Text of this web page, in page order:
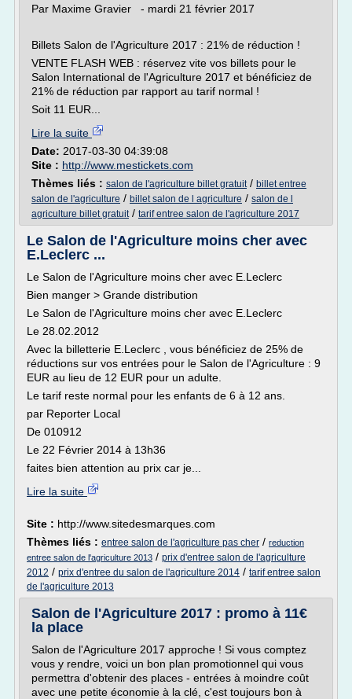
Par Maxime Gravier - mardi 21 février 2017
Billets Salon de l'Agriculture 2017 : 21% de réduction !
VENTE FLASH WEB : réservez vite vos billets pour le
Salon International de l'Agriculture 2017 et bénéficiez de
21% de réduction par rapport au tarif normal !
Soit 11 EUR...
Lire la suite
Date: 2017-03-30 04:39:08
Site : http://www.mestickets.com
Thèmes liés : salon de l'agriculture billet gratuit/ billet entree
salon de l'agriculture / billet salon de l agriculture / salon de l
agriculture billet gratuit/ tarif entree salon de l'agriculture 2017
Le Salon de l'Agriculture moins cher avec
E.Leclerc ...
Le Salon de l'Agriculture moins cher avec E.Leclerc
Bien manger > Grande distribution
Le Salon de l'Agriculture moins cher avec E.Leclerc
Le 28.02.2012
Avec la billetterie E.Leclerc , vous bénéficiez de 25% de
réductions sur vos entrées pour le Salon de l'Agriculture : 9
EUR au lieu de 12 EUR pour un adulte.
Le tarif reste normal pour les enfants de 6 à 12 ans.
par Reporter Local
De 010912
Le 22 Février 2014 à 13h36
faites bien attention au prix car je...
Lire la suite
Site : http://www.sitedesmarques.com
Thèmes liés : entree salon de l'agriculture pas cher / reduction
entree salon de l'agriculture 2013 / prix d'entree salon de l'agriculture
2012 / prix d'entree du salon de l'agriculture 2014 / tarif entree salon
de l'agriculture 2013
Salon de l'Agriculture 2017 : promo à 11€
la place
Salon de l'Agriculture 2017 approche ! Si vous comptez
vous y rendre, voici un bon plan promotionnel qui vous
permettra d'obtenir des places - entrées à moindre coût
avec une petite économie à la clé, c'est toujours bon à